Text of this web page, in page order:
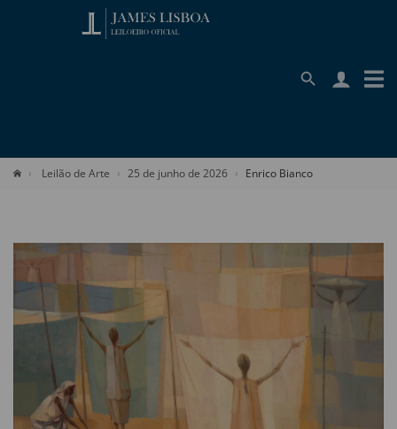
Leilão de Arte 25 de junho de 2026 Enrico Bianco